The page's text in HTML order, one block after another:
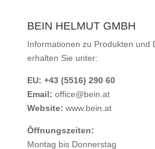
BEIN HELMUT GMBH
Informationen zu Produkten und
erhalten Sie unter:
EU: +43 (5516) 290 60
Email: office@bein.at
Website: www.bein.at
Öffnungszeiten:
Montag bis Donnerstag